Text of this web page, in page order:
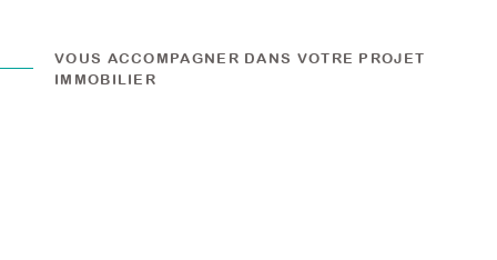
VOUS ACCOMPAGNER DANS VOTRE PROJET
IMMOBILIER